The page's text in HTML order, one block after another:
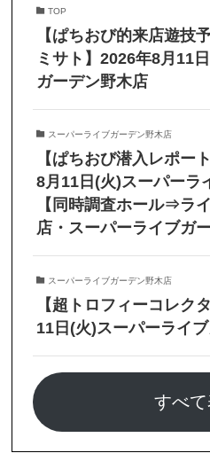
TOP
【ぱちおび的来店遊技
ミサト】2026年8月11
ガーデン野木店
スーパーライブガーデン野木店
【ぱちおび潜入レポー
8月11日(火)スーパーラ
【同時調査ホール⇒ラ
店・スーパーライブガ
スーパーライブガーデン野木店
【超トロフィーコレク
11日(火)スーパーライ
すべ